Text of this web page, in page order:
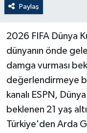
Paylaş
2026 FIFA Dünya
dünyanın önde
damga vurması
değerlendirmeye
kanalı ESPN,
beklenen 21 yaş
Türkiye'den Arda